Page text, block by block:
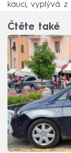
kauci, vyplývá z
Čtěte také